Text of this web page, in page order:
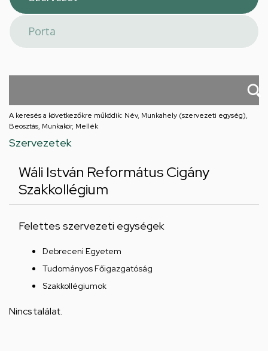
A keresés a következőkre működik: Név, Munkahely (szervezeti egység),
Beosztás, Munkakör, Mellék
Szervezetek
Wáli István Református Cigány
Szakkollégium
Felettes szervezeti egységek
Debreceni Egyetem
Tudományos Főigazgatóság
Szakkollégiumok
Nincs találat.